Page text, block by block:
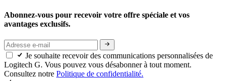
Abonnez-vous pour recevoir votre offre spéciale et vos
avantages exclusifs.
Je souhaite recevoir des communications personnalisées de
Logitech G. Vous pouvez vous désabonner à tout moment.
Consultez notre Politique de confidentialité.